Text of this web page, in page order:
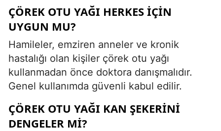
ÇÖREK OTU YAĞI HERKES IÇIN
UYGUN MU?
Hamileler, emziren anneler ve kronik
hastalığı olan kişiler çörek otu yağı
kullanmadan önce doktora danışmalıdır.
Genel kullanımda güvenli kabul edilir.
ÇÖREK OTU YAĞI KAN ŞEKERINI
DENGELER MI?